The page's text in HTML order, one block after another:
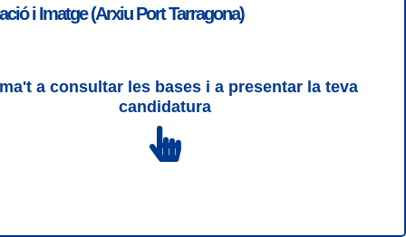
| Desconnectar
| CSS 3 | WCAG 2 i WW3C
i Imatge (Arxiu Port Tarragona)
a consultar les bases i a presentar la teva
candidatura